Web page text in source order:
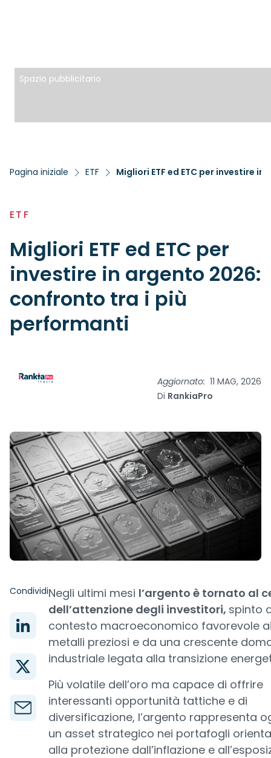
Spazio pubblicitario
Pagina iniziale ETF Migliori ETF ed ETC per investire
ETF
Migliori ETF ed ETC per
investire in argento 2026:
confronto tra i più
performanti
Aggiornato: 11 MAG, 2026
Di RankiaPro
CondividiNegli ultimi mesi l’argento è tornato al
dell’attenzione degli investitori, spinto
contesto macroeconomico favorevole
metalli preziosi e da una crescente
industriale legata alla transizione
Più volatile dell’oro ma capace di offrire
interessanti opportunità tattiche e di
diversificazione, l’argento rappresenta
un asset strategico nei portafogli
alla protezione dall’inflazione e